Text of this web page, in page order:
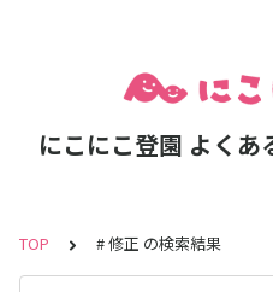
にこにこ登園 よくあ
TOP # 修正 の検索結果